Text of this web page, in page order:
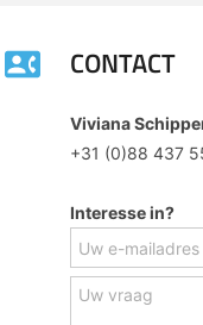
CONTACT
Viviana
+31 (0)88 437
Interesse in?